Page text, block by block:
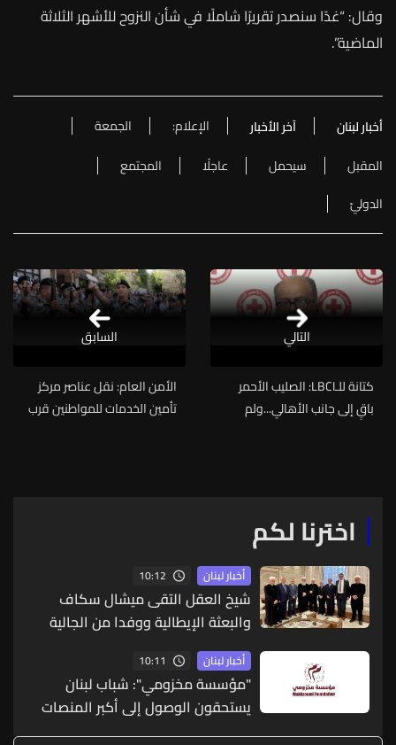
وقال: “غدًا سنصدر تقريرًا شاملًا في شأن النزوح للأشهر الثلاثة
الماضية”.
أخبار لبنان آخر الأخبار الإعلام:
الجمعة
المقبل
سيحمل عاجلًا
المجتمع
الدوليّ
التالي
كتانة للـLBCI: الصليب الأحمر
باقٍ إلى جانب الأهالي...ولم
الأمن العام: نقل عناصر مركز
تأمين الخدمات للمواطنين قرب
السابق
اخترنا لكم
أخبار لبنان 10:12
شيخ العقل التقى ميشال سكاف
والبعثة الإيطالية ووفدا من الجالية
الدرزية في كندا
أخبار لبنان 10:11
"مؤسسة مخزومي": شباب لبنان
يستحقون الوصول إلى أكبر المنصات
العالمية